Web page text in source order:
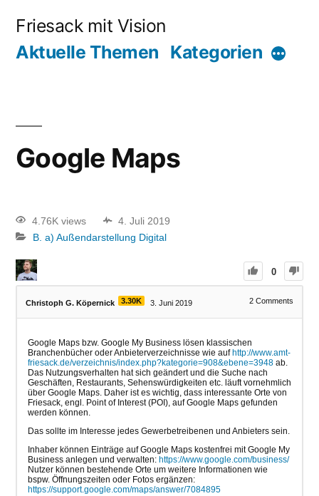
Friesack mit Vision
Aktuelle Themen Kategorien
Google Maps
4.76K views
4. Juli 2019
B. a) Außendarstellung Digital
0
Christoph G. Köpernick 3.30K 3. Juni 2019 2 Comments
Google Maps bzw. Google My Business lösen klassischen
Branchenbücher oder Anbieterverzeichnisse wie auf http://www.amt-
friesack.de/verzeichnis/index.php?kategorie=908&ebene=3948 ab.
Das Nutzungsverhalten hat sich geändert und die Suche nach
Geschäften, Restaurants, Sehenswürdigkeiten etc. läuft vornehmlich
über Google Maps. Daher ist es wichtig, dass interessante Orte von
Friesack, engl. Point of Interest (POI), auf Google Maps gefunden
werden können.
Das sollte im Interesse jedes Gewerbetreibenen und Anbieters sein.
Inhaber können Einträge auf Google Maps kostenfrei mit Google My
Business anlegen und verwalten: https://www.google.com/business/
Nutzer können bestehende Orte um weitere Informationen wie
bspw. Öffnungszeiten oder Fotos ergänzen:
https://support.google.com/maps/answer/7084895